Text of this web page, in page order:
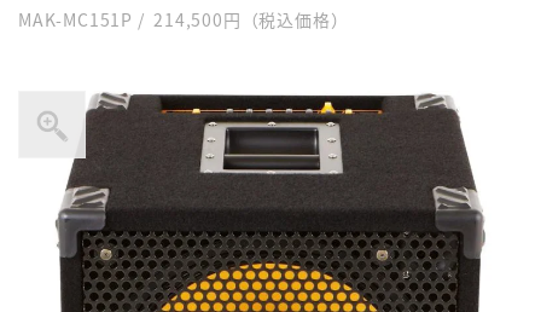
MAK-MC151P / 214,500円（税込価格）